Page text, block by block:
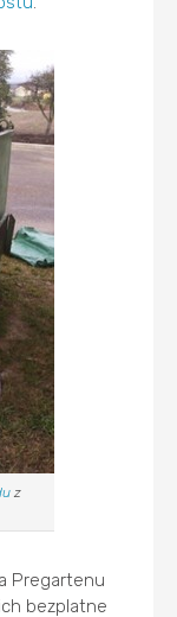
z
Pregartenu
bezplatne